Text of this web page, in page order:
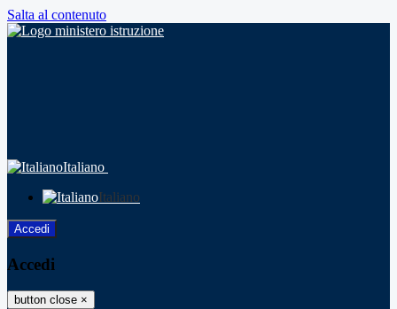
Salta al contenuto
Italiano
Italiano
Accedi
Accedi
button close ×